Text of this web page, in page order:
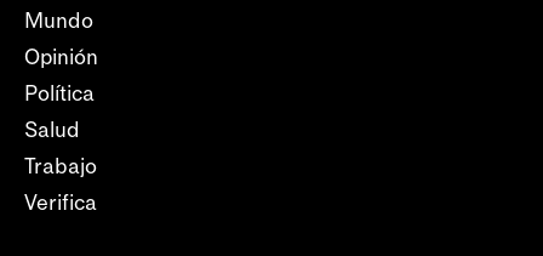
Mundo
Opinión
Política
Salud
Trabajo
Verifica